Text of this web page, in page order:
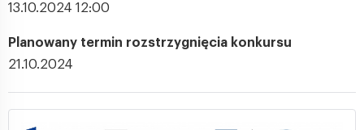
13.10.2024 12:00
Planowany termin rozstrzygnięcia konkursu
21.10.2024